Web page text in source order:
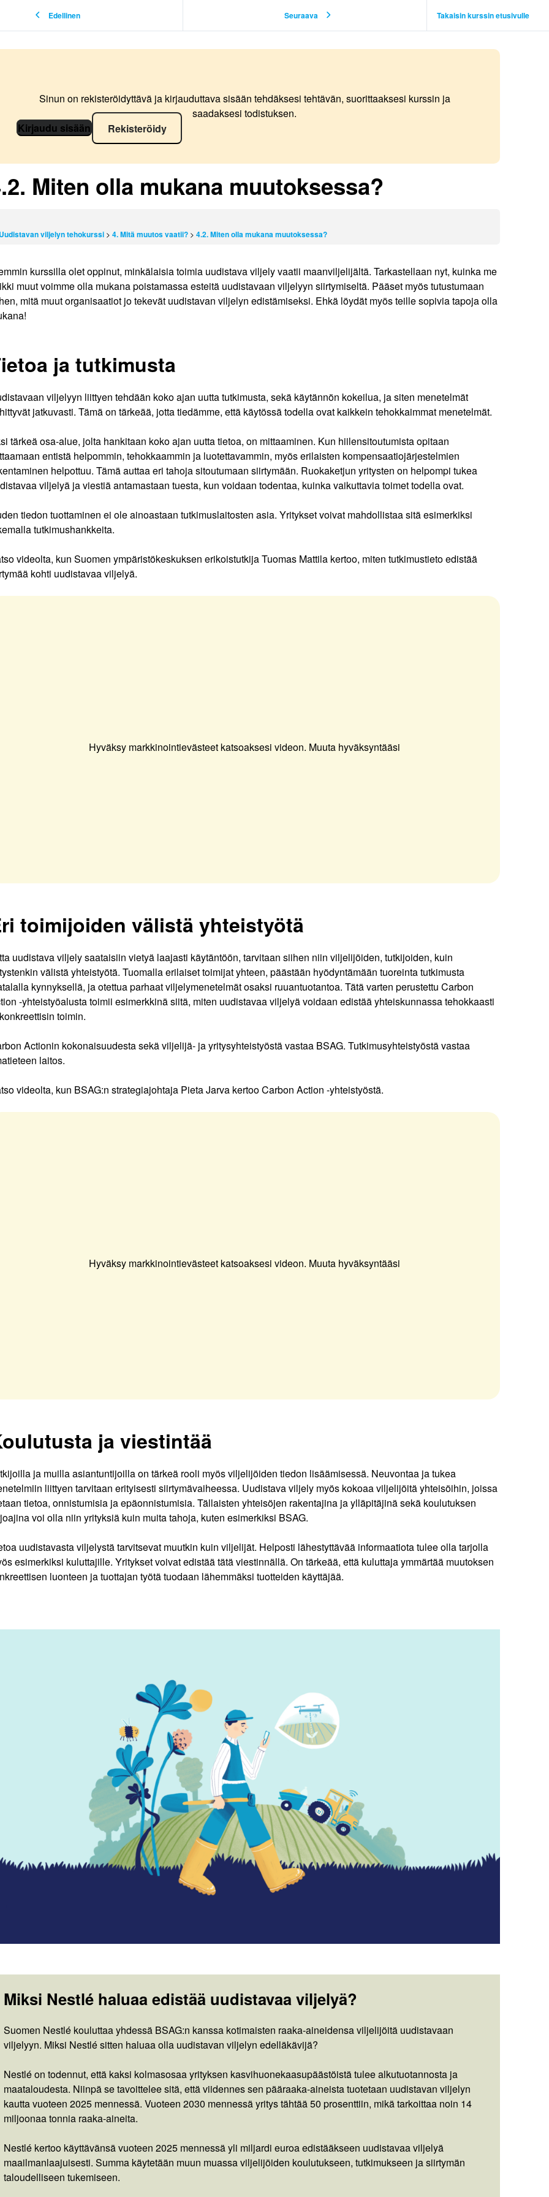
Edellinen Seuraava Takaisin kurssin etusivulle
Sinun on rekisteröidyttävä ja kirjauduttava sisään tehdäksesi tehtävän, suorittaaksesi kurssin ja
saadaksesi todistuksen.
Kirjaudu sisään
Rekisteröidy
Miten olla mukana muutoksessa?
Uudistavan viljelyn tehokurssi 4. Mitä muutos vaatii? 4.2. Miten olla mukana muutoksessa?
kurssilla olet oppinut, minkälaisia toimia uudistava viljely vaatii maanviljelijältä. Tarkastellaan nyt, kuinka me
muut voimme olla mukana poistamassa esteitä uudistavaan viljelyyn siirtymiseltä. Pääset myös tutustumaan
mitä muut organisaatiot jo tekevät uudistavan viljelyn edistämiseksi. Ehkä löydät myös teille sopivia tapoja olla
ja tutkimusta
viljelyyn liittyen tehdään koko ajan uutta tutkimusta, sekä käytännön kokeilua, ja siten menetelmät
jatkuvasti. Tämä on tärkeää, jotta tiedämme, että käytössä todella ovat kaikkein tehokkaimmat menetelmät.
tärkeä osa-alue, jolta hankitaan koko ajan uutta tietoa, on mittaaminen. Kun hiilensitoutumista opitaan
entistä helpommin, tehokkaammin ja luotettavammin, myös erilaisten kompensaatiojärjestelmien
helpottuu. Tämä auttaa eri tahoja sitoutumaan siirtymään. Ruokaketjun yritysten on helpompi tukea
viljelyä ja viestiä antamastaan tuesta, kun voidaan todentaa, kuinka vaikuttavia toimet todella ovat.
tiedon tuottaminen ei ole ainoastaan tutkimuslaitosten asia. Yritykset voivat mahdollistaa sitä esimerkiksi
tutkimushankkeita.
videolta, kun Suomen ympäristökeskuksen erikoistutkija Tuomas Mattila kertoo, miten tutkimustieto edistää
kohti uudistavaa viljelyä.
Hyväksy markkinointievästeet katsoaksesi videon. Muuta hyväksyntääsi
toimijoiden välistä yhteistyötä
uudistava viljely saataisiin vietyä laajasti käytäntöön, tarvitaan siihen niin viljelijöiden, tutkijoiden, kuin
välistä yhteistyötä. Tuomalla erilaiset toimijat yhteen, päästään hyödyntämään tuoreinta tutkimusta
kynnyksellä, ja otettua parhaat viljelymenetelmät osaksi ruuantuotantoa. Tätä varten perustettu Carbon
-yhteistyöalusta toimii esimerkkinä siitä, miten uudistavaa viljelyä voidaan edistää yhteiskunnassa tehokkaasti
toimin.
Actionin kokonaisuudesta sekä viljelijä- ja yritysyhteistyöstä vastaa BSAG. Tutkimusyhteistyöstä vastaa
laitos.
videolta, kun BSAG:n strategiajohtaja Pieta Jarva kertoo Carbon Action -yhteistyöstä.
Hyväksy markkinointievästeet katsoaksesi videon. Muuta hyväksyntääsi
ja viestintää
ja muilla asiantuntijoilla on tärkeä rooli myös viljelijöiden tiedon lisäämisessä. Neuvontaa ja tukea
liittyen tarvitaan erityisesti siirtymävaiheessa. Uudistava viljely myös kokoaa viljelijöitä yhteisöihin, joissa
tietoa, onnistumisia ja epäonnistumisia. Tällaisten yhteisöjen rakentajina ja ylläpitäjinä sekä koulutuksen
voi olla niin yrityksiä kuin muita tahoja, kuten esimerkiksi BSAG.
uudistavasta viljelystä tarvitsevat muutkin kuin viljelijät. Helposti lähestyttävää informaatiota tulee olla tarjolla
esimerkiksi kuluttajille. Yritykset voivat edistää tätä viestinnällä. On tärkeää, että kuluttaja ymmärtää muutoksen
luonteen ja tuottajan työtä tuodaan lähemmäksi tuotteiden käyttäjää.
Miksi Nestlé haluaa edistää uudistavaa viljelyä?
Suomen Nestlé kouluttaa yhdessä BSAG:n kanssa kotimaisten raaka-aineidensa viljelijöitä uudistavaan
viljelyyn. Miksi Nestlé sitten haluaa olla uudistavan viljelyn edelläkävijä?
Nestlé on todennut, että kaksi kolmasosaa yrityksen kasvihuonekaasupäästöistä tulee alkutuotannosta ja
maataloudesta. Niinpä se tavoittelee sitä, että viidennes sen pääraaka-aineista tuotetaan uudistavan viljelyn
kautta vuoteen 2025 mennessä. Vuoteen 2030 mennessä yritys tähtää 50 prosenttiin, mikä tarkoittaa noin 14
miljoonaa tonnia raaka-aineita.
Nestlé kertoo käyttävänsä vuoteen 2025 mennessä yli miljardi euroa edistääkseen uudistavaa viljelyä
maailmanlaajuisesti. Summa käytetään muun muassa viljelijöiden koulutukseen, tutkimukseen ja siirtymän
taloudelliseen tukemiseen.